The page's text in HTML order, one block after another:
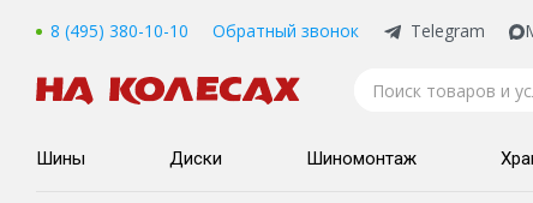
8 (495) 380-10-10 Обратный звонок Telegram
Шины Диски Шиномонтаж